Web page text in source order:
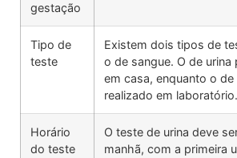
gestação
Tipo de
teste
Existem dois tipos de
o de sangue. O de urina
em casa, enquanto o
realizado em laboratório.
Horário
do teste
O teste de urina deve
manhã, com a primeira